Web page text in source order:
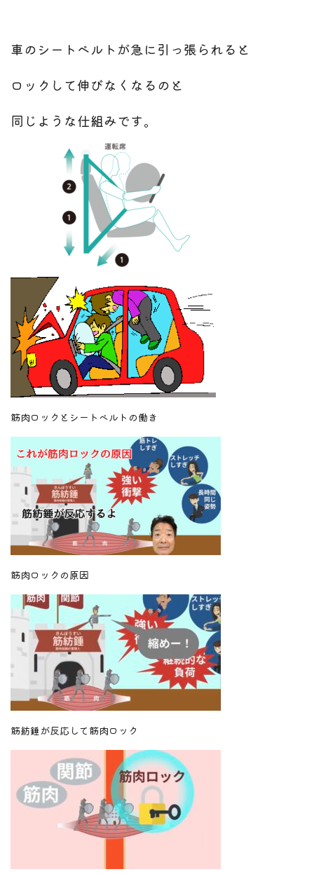
車のシートベルトが急に引っ張られると
ロックして伸びなくなるのと
同じような仕組みです。
筋肉ロックとシートベルトの働き
筋肉ロックの原因
筋紡錘が反応して筋肉ロック